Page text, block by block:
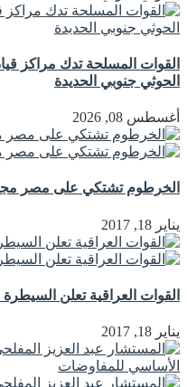
القوات المسلحة تدك مراكز
الحوثي جنوبي الحديدة
أغسطس 08, 2026
الخرطوم تشتكي على مصر
يناير 18, 2017
القوات العراقية تعلن
يناير 18, 2017